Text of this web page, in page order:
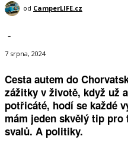
od CamperLIFE.cz
-
7 srpna, 2024
Cesta autem do
zážitky v životě, když už
potřicáté, hodí se každé
mám jeden skvělý tip
svalů. A politiky.